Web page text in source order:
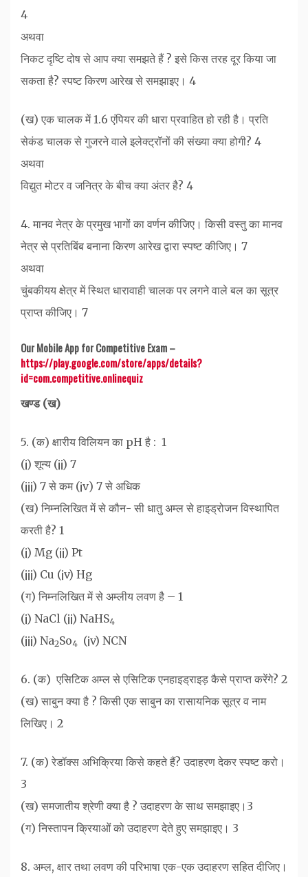
4
अथवा
निकट दृष्टि दोष से आप क्या समझते हैं ? इसे किस तरह दूर किया जा
सकता है? स्पष्ट किरण आरेख से समझाइए। 4
(ख) एक चालक में 1.6 एंपियर की धारा प्रवाहित हो रही है। प्रति
सेकंड चालक से गुजरने वाले इलेक्ट्रॉनों की संख्या क्या होगी? 4
अथवा
विद्युत मोटर व जनित्र के बीच क्या अंतर है? 4
4. मानव नेत्र के प्रमुख भागों का वर्णन कीजिए। किसी वस्तु का मानव
नेत्र से प्रतिबिंब बनाना किरण आरेख द्वारा स्पष्ट कीजिए। 7
अथवा
चुंबकीयय क्षेत्र में स्थित धारावाही चालक पर लगने वाले बल का सूत्र
प्राप्त कीजिए। 7
Our Mobile App for Competitive Exam –
https://play.google.com/store/apps/details?
id=com.competitive.onlinequiz
खण्ड (ख)
5. (क) क्षारीय विलियन का pH है : ‌ 1
(¡) शून्य (¡¡) 7
(¡¡¡) 7 से कम (¡v) 7 से अधिक
(ख) निम्नलिखित में से कौन- सी धातु अम्ल से हाइड्रोजन विस्थापित
करती है? 1
(¡) Mg (¡¡) Pt
(¡¡¡) Cu (¡v) Hg
(ग) निम्नलिखित में से अम्लीय लवण है – 1
(¡) NaCl (¡¡) NaHS4
(¡¡¡) Na2So4 ‍ (¡v) NCN
6. (क) ‌‌ एसिटिक अम्ल से एसिटिक एनहाइड्राइड़ कैसे प्राप्त करेंगे? 2
(ख) साबुन क्या है ? किसी एक साबुन का रासायनिक सूत्र व नाम
लिखिए। 2
7. (क) रेडॉक्स अभिक्रिया किसे कहते हैं? उदाहरण देकर स्पष्ट करो।
3
(ख) समजातीय श्रेणी क्या है ? उदाहरण के साथ समझाइए।3
(ग) निस्तापन क्रियाओं को उदाहरण देते हुए समझाइए। 3
8. अम्ल, क्षार तथा लवण की परिभाषा एक-एक उदाहरण सहित दीजिए।